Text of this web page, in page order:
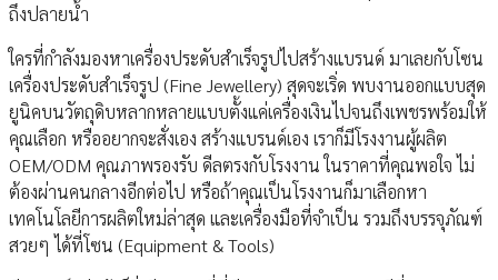
ถึงปลายน้ำ
ใครที่กำลังมองหาเครื่องประดับสำเร็จรูปไปสร้างแบรนด์ มาเลยกับโซน
เครื่องประดับสำเร็จรูป (Fine Jewellery) สุดจะเริ่ด พบงานออกแบบสุด
ยูนิคบนวัตถุดิบหลากหลายแบบตั้งแค่เครื่องเงินไปจนถึงเพชรพร้อมให้
คุณเลือก หรืออยากจะสั่งเอง สร้างแบรนด์เอง เราก็มีโรงงานผู้ผลิต
OEM/ODM คุณภาพรองรับ ดีลตรงกับโรงงาน ในราคาที่คุณพอใจ ไม่
ต้องผ่านคนกลางอีกต่อไป หรือถ้าคุณเป็นโรงงานก็มาเลือกหา
เทคโนโลยีการผลิตใหม่ล่าสุด และเครื่องมือที่จำเป็น รวมถึงบรรจุภัณฑ์
สวยๆ ได้ที่โซน (Equipment & Tools)